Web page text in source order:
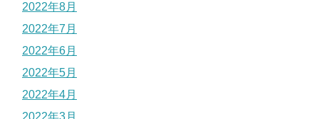
2022年8月
2022年7月
2022年6月
2022年5月
2022年4月